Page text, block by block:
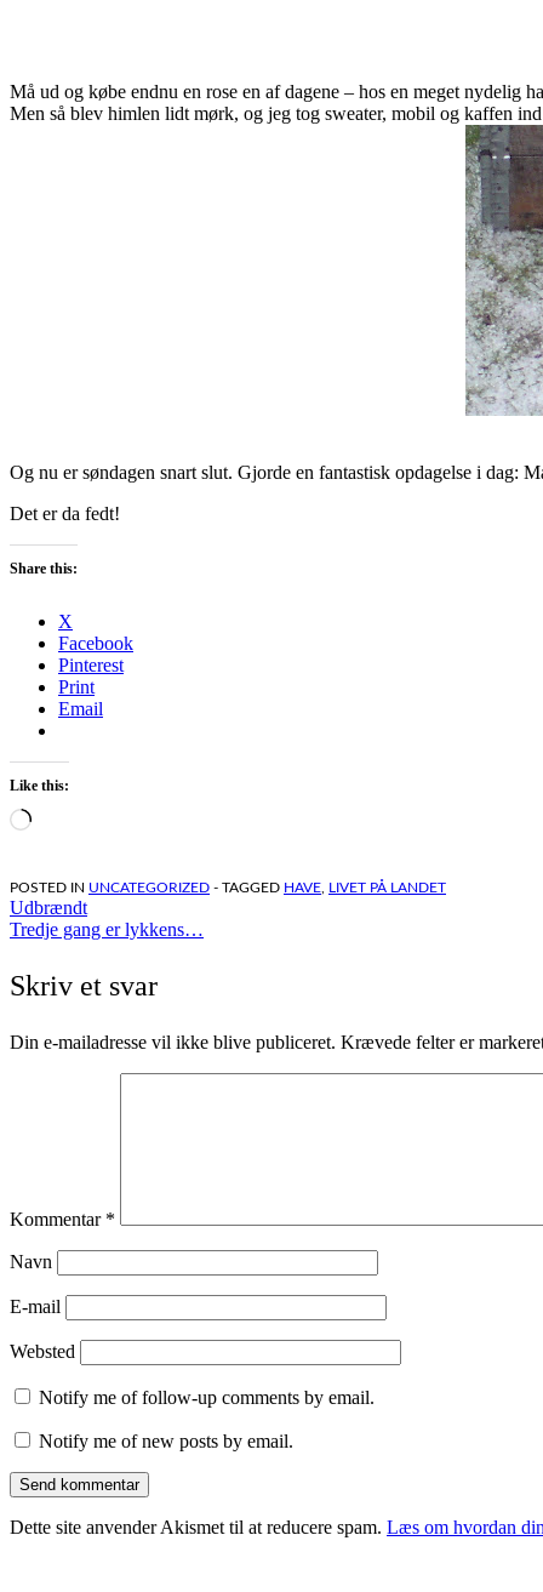
Må ud og købe endnu en rose en af dagene – hos en meget nydelig
Men så blev himlen lidt mørk, og jeg tog sweater, mobil og kaffen
Og nu er søndagen snart slut. Gjorde en fantastisk opdagelse i
Det er da fedt!
Share this:
X
Facebook
Pinterest
Print
Email
Like this:
Loading…
POSTED IN UNCATEGORIZED - TAGGED HAVE, LIVET PÅ LANDET
Indlægsnavigation
Udbrændt
Tredje gang er lykkens…
Skriv et svar
Din e-mailadresse vil ikke blive publiceret. Krævede felter er
Kommentar *
Navn
E-mail
Websted
Notify me of follow-up comments by email.
Notify me of new posts by email.
Dette site anvender Akismet til at reducere spam. Læs om hvordan